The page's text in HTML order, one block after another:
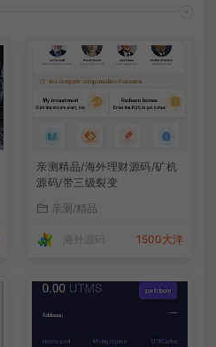
亲测精品/海外理财源码/矿机
源码/带三级裂变
亲测/精品
海外源码 1500大洋